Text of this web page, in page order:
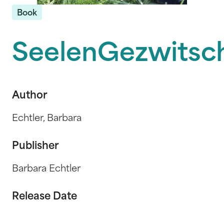
Book
Author
Echtler, Barbara
Publisher
Barbara Echtler
Release Date